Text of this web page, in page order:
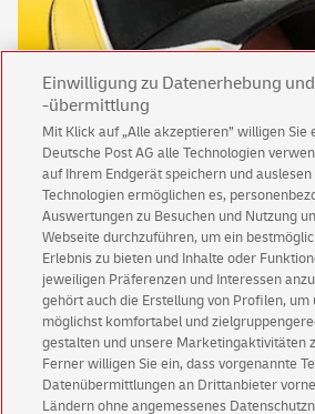
werde-einer-von-uns.de
Flexible Arbeitszeiten, Bezahlung über
gutes Team, in dem du zählst, wie du
Jetzt bewerben
Einwilligung zu Datenerhebung und
-übermittlung
Mit Klick auf „Alle akzeptieren” willigen Sie
Deutsche Post AG alle Technologien
auf Ihrem Endgerät speichern und auslesen
Technologien ermöglichen es,
Auswertungen zu Besuchen und Nutzung
Webseite durchzuführen, um ein
Erlebnis zu bieten und Inhalte oder
jeweiligen Präferenzen und Interessen
gehört auch die Erstellung von Profilen, um
möglichst komfortabel und
gestalten und unsere Marketingaktivitäten
Ferner willigen Sie ein, dass vorgenannte
Datenübermittlungen an Drittanbieter
Ländern ohne angemessenes